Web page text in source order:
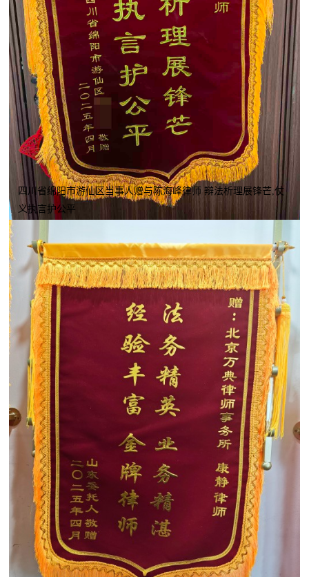
四川省绵阳市游仙区当事人赠与陈海峰律师 辩法析理展锋芒,仗
义执言护公平